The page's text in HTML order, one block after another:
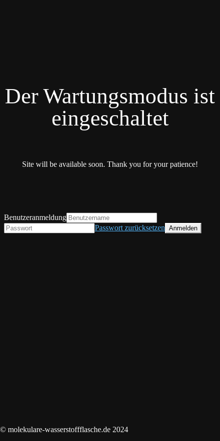
Der Wartungsmodus ist
eingeschaltet
Site will be available soon. Thank you for your patience!
© molekulare-wasserstoffflasche.de 2024
Benutzeranmeldung
Passwort zurücksetzen